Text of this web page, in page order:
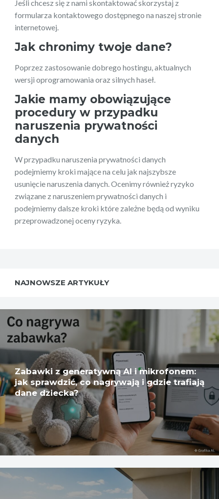
Jeśli chcesz się z nami skontaktować skorzystaj z
formularza kontaktowego dostępnego na naszej stronie
internetowej.
Jak chronimy twoje dane?
Poprzez zastosowanie dobrego hostingu, aktualnych
wersji oprogramowania oraz silnych haseł.
Jakie mamy obowiązujące
procedury w przypadku
naruszenia prywatności
danych
W przypadku naruszenia prywatności danych
podejmiemy kroki mające na celu jak najszybsze
usunięcie naruszenia danych. Ocenimy również ryzyko
związane z naruszeniem prywatności danych i
podejmiemy dalsze kroki które zależne będą od wyniku
przeprowadzonej oceny ryzyka.
NAJNOWSZE ARTYKUŁY
Zabawki z generatywną AI i mikrofonem:
jak sprawdzić, co nagrywają i gdzie trafiają
dane dziecka?